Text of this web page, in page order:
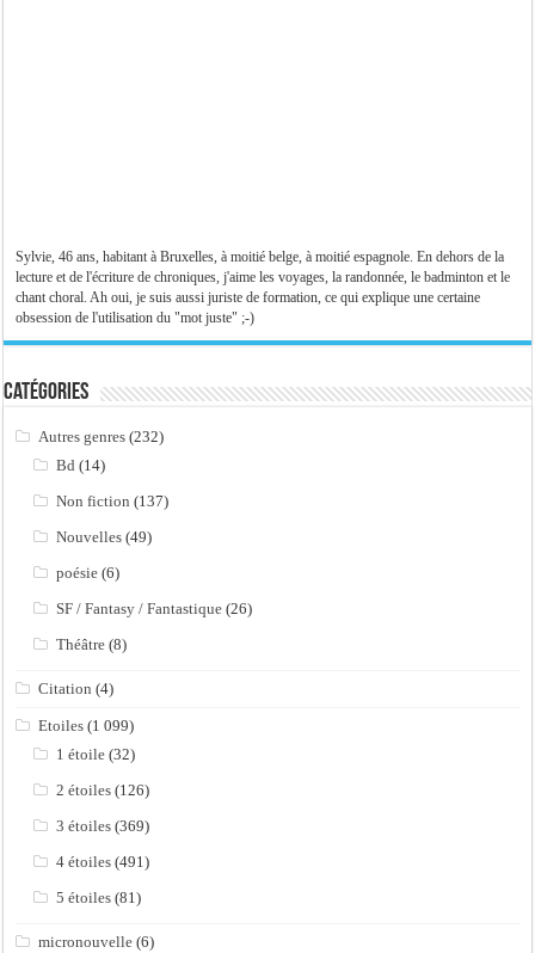
Sylvie, 46 ans, habitant à Bruxelles, à moitié belge, à moitié espagnole. En dehors de la
lecture et de l'écriture de chroniques, j'aime les voyages, la randonnée, le badminton et le
chant choral. Ah oui, je suis aussi juriste de formation, ce qui explique une certaine
obsession de l'utilisation du "mot juste" ;-)
Catégories
Autres genres (232)
Bd (14)
Non fiction (137)
Nouvelles (49)
poésie (6)
SF / Fantasy / Fantastique (26)
Théâtre (8)
Citation (4)
Etoiles (1 099)
1 étoile (32)
2 étoiles (126)
3 étoiles (369)
4 étoiles (491)
5 étoiles (81)
micronouvelle (6)